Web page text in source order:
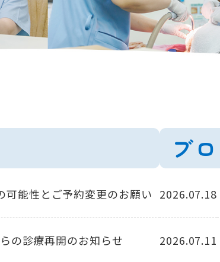
可能性とご予約変更のお願い
の診療再開のお知らせ
ブ
2026.07.18
2026.07.11